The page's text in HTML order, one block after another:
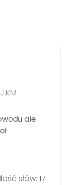
ale
Ilość słów: 17